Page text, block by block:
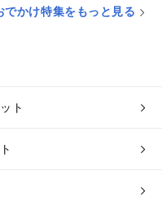
でかけ特集をもっと見る
ト